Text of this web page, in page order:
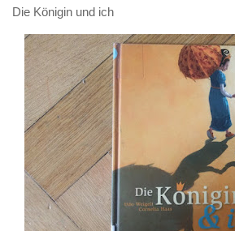
Die Königin und ich